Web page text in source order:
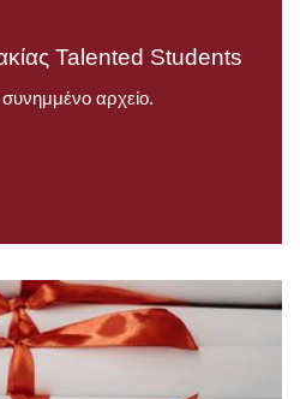
Talented Students
αρχείο.